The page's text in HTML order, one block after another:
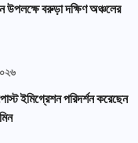
উপলক্ষে বরুড়া দক্ষিণ অঞ্চলের
ইমিগ্রেশন পরিদর্শন করেছেন